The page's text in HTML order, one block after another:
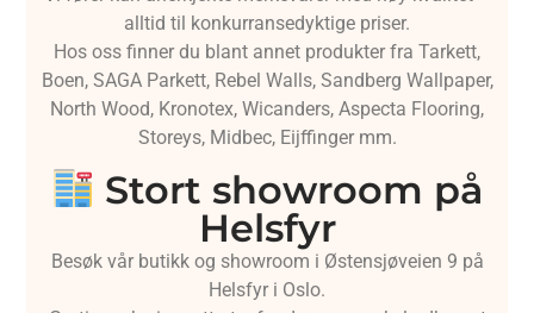
alltid til konkurransedyktige priser.
Hos oss finner du blant annet produkter fra Tarkett,
Boen, SAGA Parkett, Rebel Walls, Sandberg Wallpaper,
North Wood, Kronotex, Wicanders, Aspecta Flooring,
Storeys, Midbec, Eijffinger mm.
Stort showroom på
Helsfyr
Besøk vår butikk og showroom i Østensjøveien 9 på
Helsfyr i Oslo.